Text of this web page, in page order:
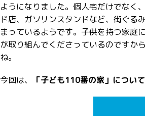
ようになりました。個人宅だけでなく
ド店、ガソリンスタンドなど、街ぐる
まっているようです。子供を持つ家庭
が取り組んでくださっているのですか
ね。
今回は、 「子ども110番の家」について